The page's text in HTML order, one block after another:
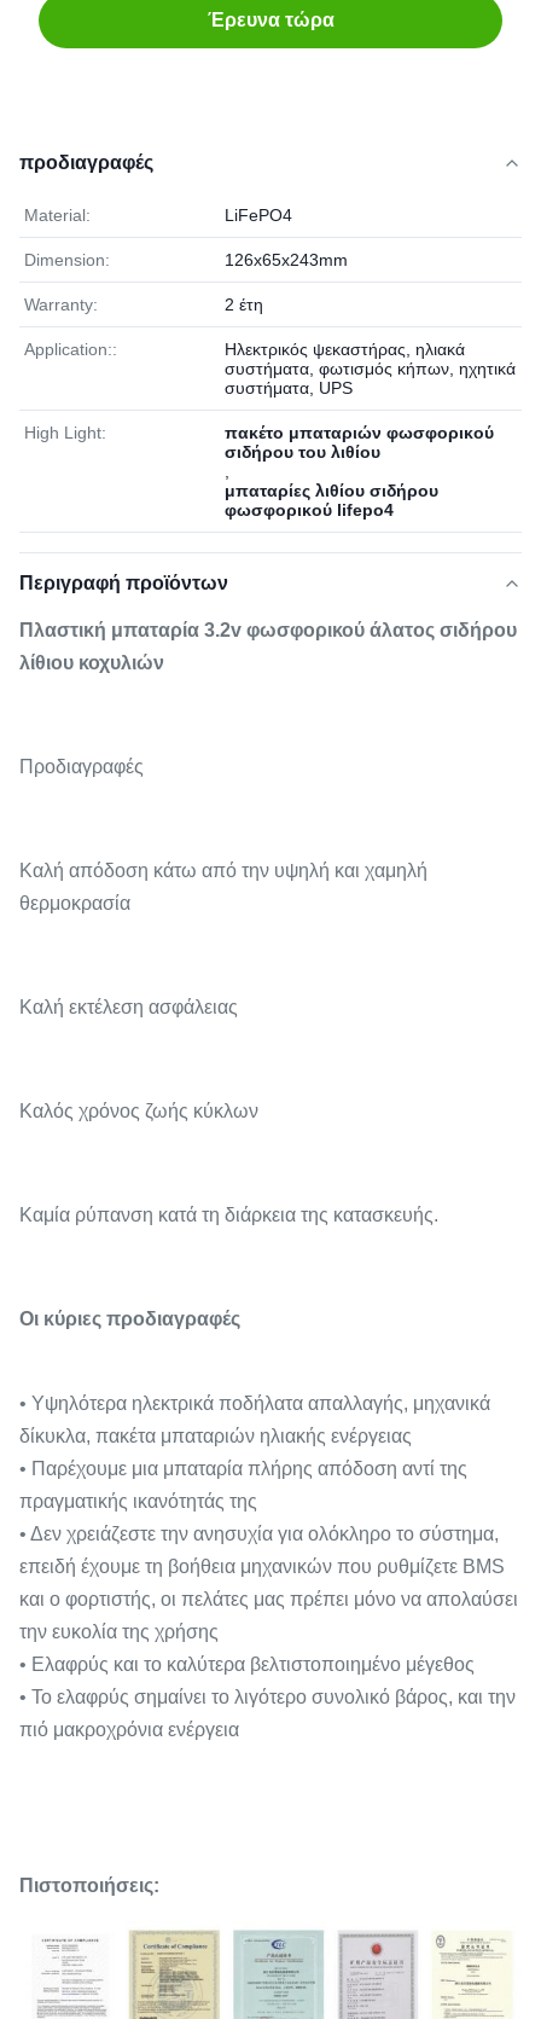
Έρευνα τώρα
προδιαγραφές
Material: LiFePO4
Dimension: 126x65x243mm
Warranty: 2 έτη
Application::
Ηλεκτρικός ψεκαστήρας, ηλιακά
συστήματα, φωτισμός κήπων, ηχητικά
συστήματα, UPS
High Light:
πακέτο μπαταριών φωσφορικού
σιδήρου του λιθίου
μπαταρίες λιθίου σιδήρου
φωσφορικού lifepo4
Περιγραφή προϊόντων
Πλαστική μπαταρία 3.2v φωσφορικού άλατος σιδήρου
λίθιου κοχυλιών
Προδιαγραφές
Καλή απόδοση κάτω από την υψηλή και χαμηλή
θερμοκρασία
Καλή εκτέλεση ασφάλειας
Καλός χρόνος ζωής κύκλων
Καμία ρύπανση κατά τη διάρκεια της κατασκευής.
Οι κύριες προδιαγραφές
• Υψηλότερα ηλεκτρικά ποδήλατα απαλλαγής, μηχανικά
δίκυκλα, πακέτα μπαταριών ηλιακής ενέργειας
• Παρέχουμε μια μπαταρία πλήρης απόδοση αντί της
πραγματικής ικανότητάς της
• Δεν χρειάζεστε την ανησυχία για ολόκληρο το σύστημα,
επειδή έχουμε τη βοήθεια μηχανικών που ρυθμίζετε BMS
και ο φορτιστής, οι πελάτες μας πρέπει μόνο να απολαύσει
την ευκολία της χρήσης
• Ελαφρύς και το καλύτερα βελτιστοποιημένο μέγεθος
• Το ελαφρύς σημαίνει το λιγότερο συνολικό βάρος, και την
πιό μακροχρόνια ενέργεια
Πιστοποιήσεις: